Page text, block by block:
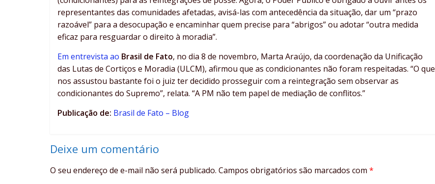
representantes das comunidades afetadas, avisá-las com antecedência da situação, dar um “prazo
razoável” para a desocupação e encaminhar quem precise para “abrigos” ou adotar “outra medida
eficaz para resguardar o direito à moradia”.
Em entrevista ao Brasil de Fato, no dia 8 de novembro, Marta Araújo, da coordenação da Unificação
das Lutas de Cortiços e Moradia (ULCM), afirmou que as condicionantes não foram respeitadas. “O que
nos assustou bastante foi o juiz ter decidido prosseguir com a reintegração sem observar as
condicionantes do Supremo”, relata. “A PM não tem papel de mediação de conflitos.”
Publicação de: Brasil de Fato – Blog
Deixe um comentário
O seu endereço de e-mail não será publicado. Campos obrigatórios são marcados com *